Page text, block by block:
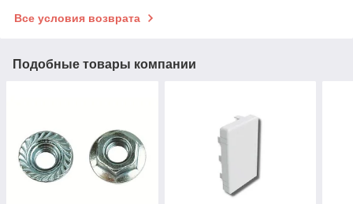
Все условия возврата
Подобные товары компании